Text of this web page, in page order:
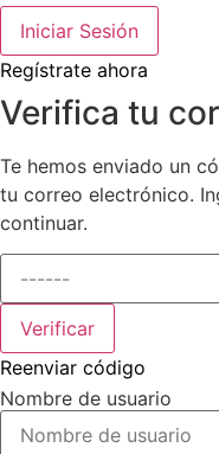
Iniciar Sesión
Regístrate ahora
Verifica tu
Te hemos enviado un
tu correo electrónico.
continuar.
Verificar
Reenviar código
Nombre de usuario